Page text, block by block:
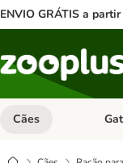
ENVIO GRÁTIS a
Cães